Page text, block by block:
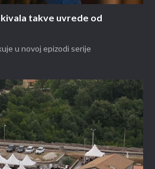
takve uvrede od
u novoj epizodi serije